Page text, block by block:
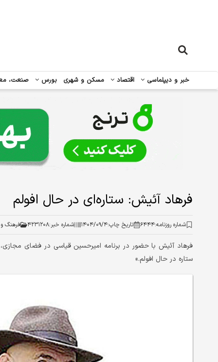
خبر و دیپلماسی اقتصاد مسکن و شهری بورس صنعت،
فرهاد آئیش: ستاره‌ای در حال افولم
شماره روزنامه:۶۴۴۴ تاریخ چاپ:۱۴۰۴/۰۹/۴ شماره خبر:۴۲۳۱۲۰۸ فرهنگ و
فرهاد آئیش با حضور در برنامه امیرحسین قیاسی در فضای
ستاره در حال افولم.»